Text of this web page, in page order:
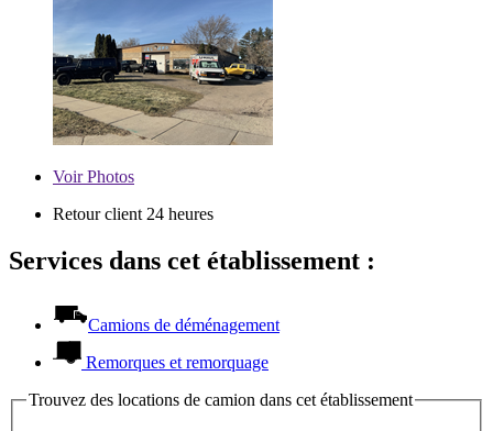
VoirPhotos
Retour client 24 heures
Services dans cet établissement :
Camions de déménagement
Remorques et remorquage
Trouvez des locations de camion dans cet établissement